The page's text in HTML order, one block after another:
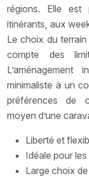
régions. Elle est
itinérants, aux
Le choix du
compte des
L’aménagement
minimaliste à un
préférences de
moyen d’une
Liberté et
Idéale pour
Large choix